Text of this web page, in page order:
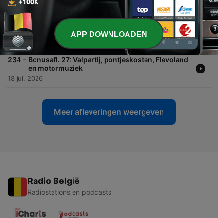
17 feb. 2021
235
#207 Met geweren weggestuurd tijdens een
bizarre motorreis
22 jul. 2026
234 - Bonusafl. 27: Valpartij, pontjeskosten, Flevoland
en motormuziek
18 jul. 2026
Meer afleveringen weergeven
Radio België
Radiostations en podcasts
APP DOWNLOADEN